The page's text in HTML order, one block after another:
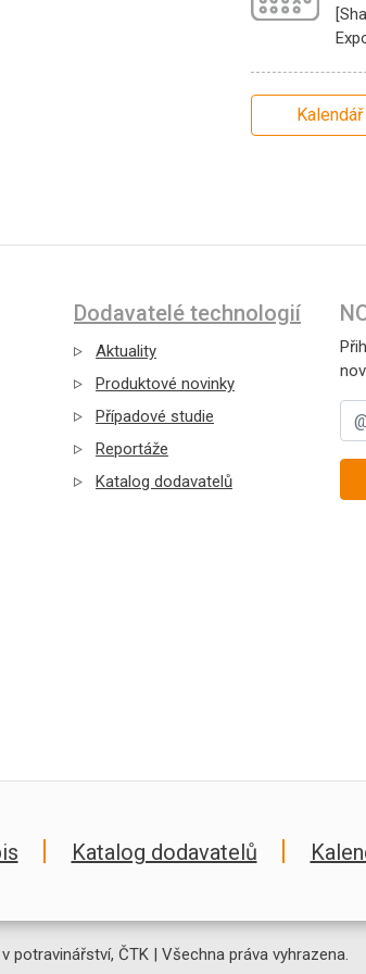
Dodavatelé technologií
Aktuality
Produktové novinky
Případové studie
Reportáže
Katalog dodavatelů
Katalog dodavatelů
ČTK | Všechna práva vyhrazena.